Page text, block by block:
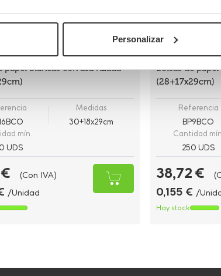
Personalizar
papel blancas con asa rizada
Medidas
30+18x29cm
mín.
UDS
(Con IVA)
/Unidad
Bolsas de
(28+17x29cm)
Referencia
BP9BCO
Cantidad mín.
250 UDS
38,72 €
0,155 € /
Hay stock